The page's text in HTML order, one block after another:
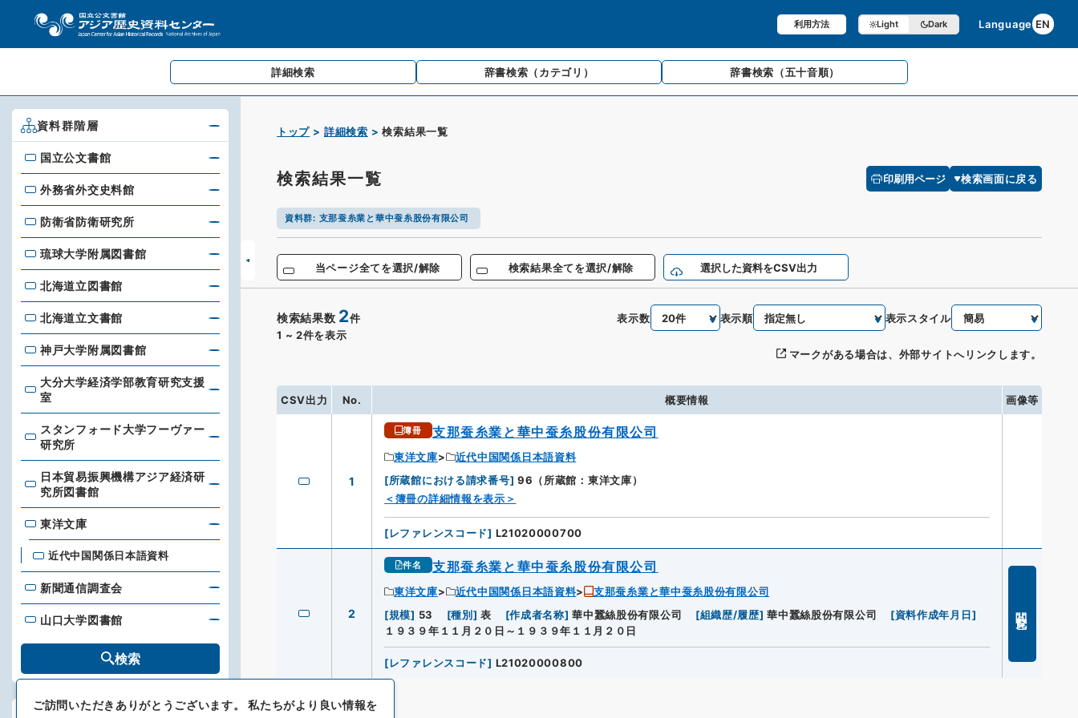
利用方法 Light Dark Language EN
詳細検索 辞書検索 （カテゴリ） 辞書検索 （五十音順）
トップ 詳細検索 検索結果一覧
検索結果一覧 印刷用ページ 検索画面に戻る
資料群: 支那蚕糸業と華中蚕糸股份有限公司
当ページ全てを選択/解除 検索結果全てを選択/解除 選択した資料をCSV出力
検索結果数 2件
1 ~ 2件を表示
表示数 表示順 表示スタイル
マークがある場合は、外部サイトへリンクします。
CSV出力 No. 概要情報 画像等
1
簿冊 支那蚕糸業と華中蚕糸股份有限公司
東洋文庫
近代中国関係日本語資料
[所蔵館における請求番号] 96（所蔵館：東洋文庫）
＜簿冊の詳細情報を表示＞
[レファレンスコード] L21020000700
2
件名 支那蚕糸業と華中蚕糸股份有限公司
東洋文庫 近代中国関係日本語資料
支那蚕糸業と華中蚕糸股份有限公司
[規模] 53 [種別 ] 表 [作成者名称] 華中蠶絲股份有限公司 [組織歴/履歴] 華中蠶絲股份有限公司 [資料作成年月日]
１９３９年１１月２０日～１９３９年１１月２０日
[レファレンスコード] L21020000800
資料群階層
国立公文書館
国立公文書館
外務省外交史料館
外務省外交史料館
防衛省防衛研究所
防衛省防衛研究所
琉球大学附属図書館
琉球大学附属図書館
北海道立図書館
北海道立図書館
北海道立文書館
北海道立文書館
神戸大学附属図書館
神戸大学附属図書館
大分大学経済学部教育研究支援室
大分大学経済学部教育研究支援
室
スタンフォード大学フーヴァー研究所
スタンフォード大学フーヴァー
研究所
日本貿易振興機構アジア経済研究所図書館
日本貿易振興機構アジア経済研
究所図書館
東洋文庫
東洋文庫
近代中国関係日本語資料
新聞通信調査会
新聞通信調査会
山口大学図書館
山口大学図書館
検索
絞り込み検索
ご訪問いただきありがとうございます。私たちがより良い情報を